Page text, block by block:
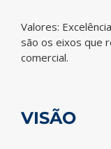
Valores:
são os eixos que
comercial.
VISÃO